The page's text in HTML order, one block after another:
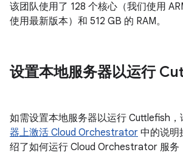
该团队使用了 128 个核心（我们使用
使用最新版本）和 512 GB 的 RAM。
设置本地服务器以运行
如需设置本地服务器以运行 Cuttlefish，
器上激活 Cloud Orchestrator 中的说明
绍了如何运行 Cloud Orchestrator 服务